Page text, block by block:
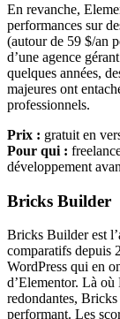
En revanche,
performances sur
(autour de 59 $/an
d’une agence
quelques années,
majeures ont
professionnels.
Prix : gratuit en
Pour qui :
développement
Bricks Builder
Bricks Builder est
comparatifs depuis
WordPress qui en
d’Elementor. Là où
redondantes,
performant. Les